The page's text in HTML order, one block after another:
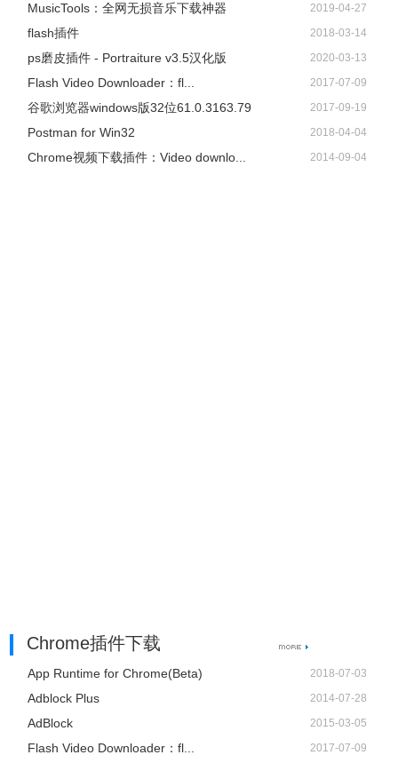
​MusicTools：全网无损音乐下载神器 2019-04-27
flash插件 2018-03-14
ps磨皮插件 - Portraiture v3.5汉化版 2020-03-13
Flash Video Downloader：fl... 2017-07-09
谷歌浏览器windows版32位61.0.3163.79 2017-09-19
Postman for Win32 2018-04-04
Chrome视频下载插件：Video downlo... 2014-09-04
Chrome插件下载
App Runtime for Chrome(Beta) 2018-07-03
Adblock Plus 2014-07-28
AdBlock 2015-03-05
Flash Video Downloader：fl... 2017-07-09